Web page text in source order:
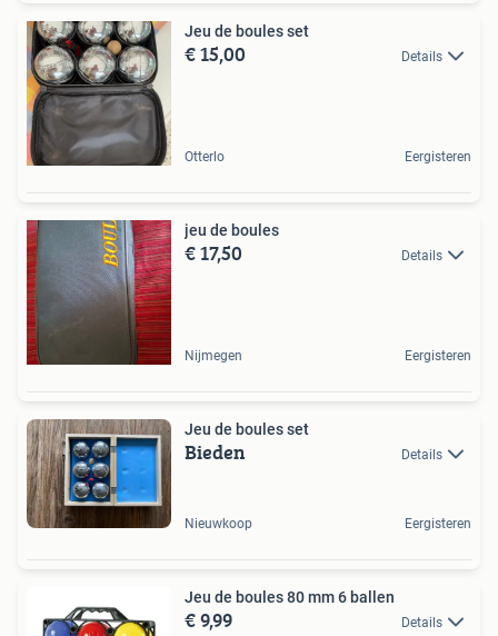
Jeu de boules set
€ 15,00 Details
Otterlo Eergisteren
jeu de boules
€ 17,50 Details
Nijmegen Eergisteren
Jeu de boules set
Bieden Details
Nieuwkoop Eergisteren
Jeu de boules 80 mm 6 ballen
€ 9,99 Details